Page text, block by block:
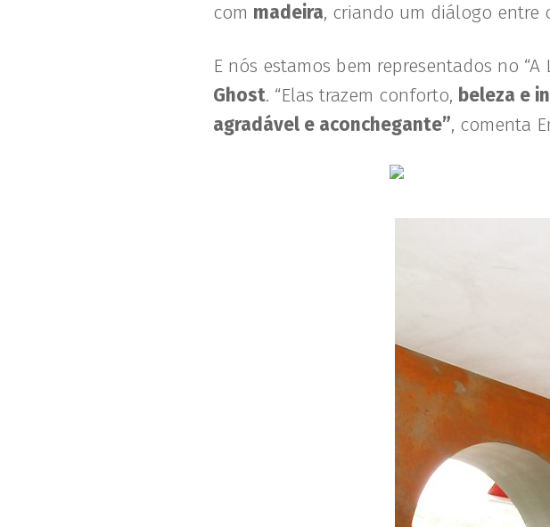
com madeira, criando um diálogo entre
E nós estamos bem representados no
Ghost. “Elas trazem conforto, beleza e
agradável e aconchegante”, comenta